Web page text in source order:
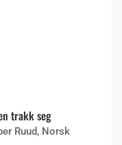
trakk seg
Ruud, Norsk